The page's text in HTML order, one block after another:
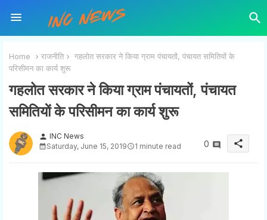
Home राजनीति
गहलोत सरकार ने किया ग्राम पंचायतों, पंचायत समितियाें के
परिसीमन का कार्य शुरू
गहलोत सरकार ने किया ग्राम पंचायतों, पंचायत
समितियाें के परिसीमन का कार्य शुरू
person INC News
Saturday, June 15, 2019
1 minute read 0 share